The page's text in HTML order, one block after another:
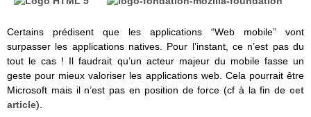
Certains prédisent que les applications “Web mobile” vont
surpasser les applications natives. Pour l’instant, ce n’est pas du
tout le cas ! Il faudrait qu’un acteur majeur du mobile fasse un
geste pour mieux valoriser les applications web. Cela pourrait être
Microsoft mais il n’est pas en position de force (cf à la fin de cet
article).